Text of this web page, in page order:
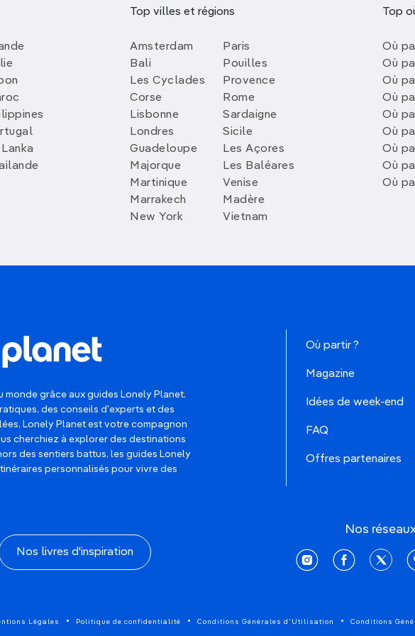
Top villes et régions
Amsterdam
Bali
Les Cyclades
Corse
Lisbonne
Londres
Guadeloupe
Majorque
Martinique
Marrakech
New York
Paris
Pouilles
Provence
Rome
Sardaigne
Sicile
Les Açores
Les Baléares
Venise
Madère
Vietnam
Top
Où
Où
Où
Où
Où
Où
Où
Où
Où
monde grâce aux guides Lonely Planet.
des conseils d'experts et des
Lonely Planet est votre compagnon
cherchiez à explorer des destinations
des sentiers battus, les guides Lonely
personnalisés pour vivre des
Nos livres d'inspiration
Où partir ?
Magazine
Idées de week-end
FAQ
Offres partenaires
Nos
instagramfacebooktwitter
Légales Politique de confidentialité Conditions Générales d'Utilisation Conditions